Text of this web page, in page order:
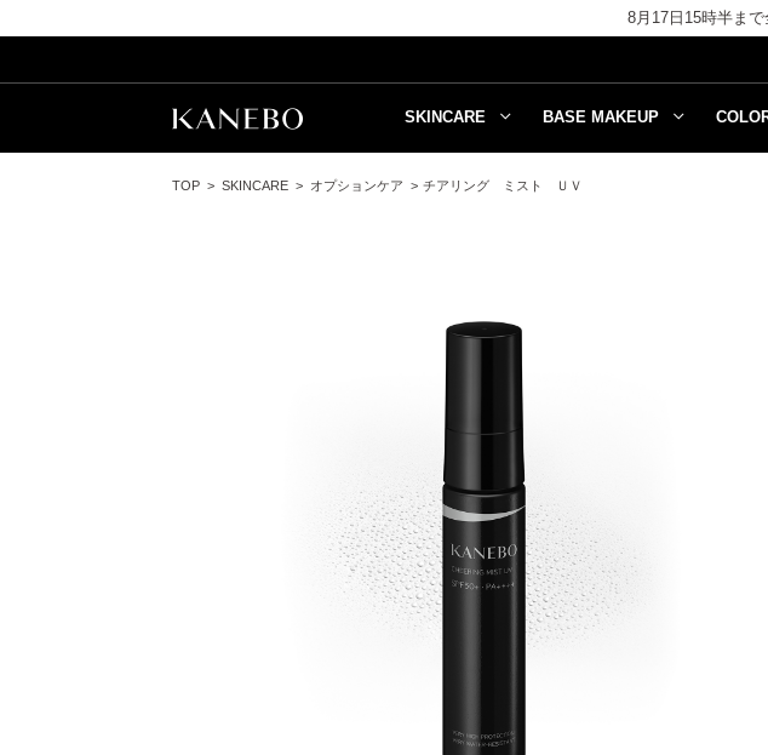
8月17日15時半ま
SKINCARE BASE MAKEUP
TOP SKINCARE オプションケア チアリング ミスト ＵＶ